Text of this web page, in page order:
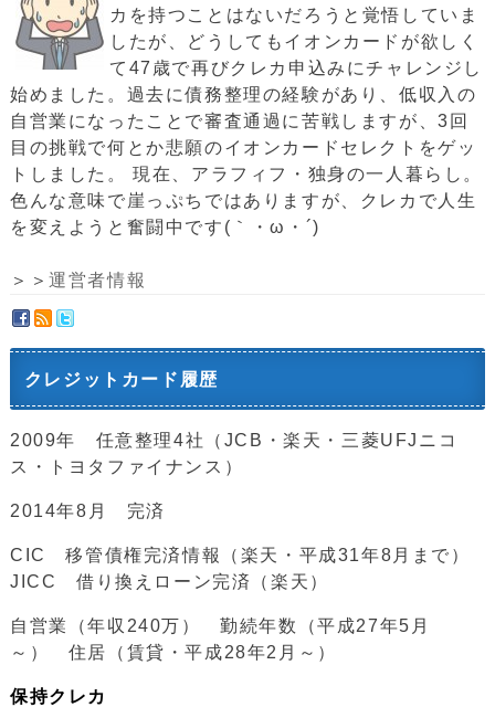
カを持つことはないだろうと覚悟していま
したが、どうしてもイオンカードが欲しく
て47歳で再びクレカ申込みにチャレンジし
始めました。過去に債務整理の経験があり、低収入の
自営業になったことで審査通過に苦戦しますが、3回
目の挑戦で何とか悲願のイオンカードセレクトをゲッ
トしました。 現在、アラフィフ・独身の一人暮らし。
色んな意味で崖っぷちではありますが、クレカで人生
を変えようと奮闘中です(｀・ω・´)ゞ
＞＞運営者情報
クレジットカード履歴
2009年 任意整理4社（JCB・楽天・三菱UFJニコ
ス・トヨタファイナンス）
2014年8月 完済
CIC 移管債権完済情報（楽天・平成31年8月まで）
JICC 借り換えローン完済（楽天）
自営業（年収240万） 勤続年数（平成27年5月
～） 住居（賃貸・平成28年2月～）
保持クレカ